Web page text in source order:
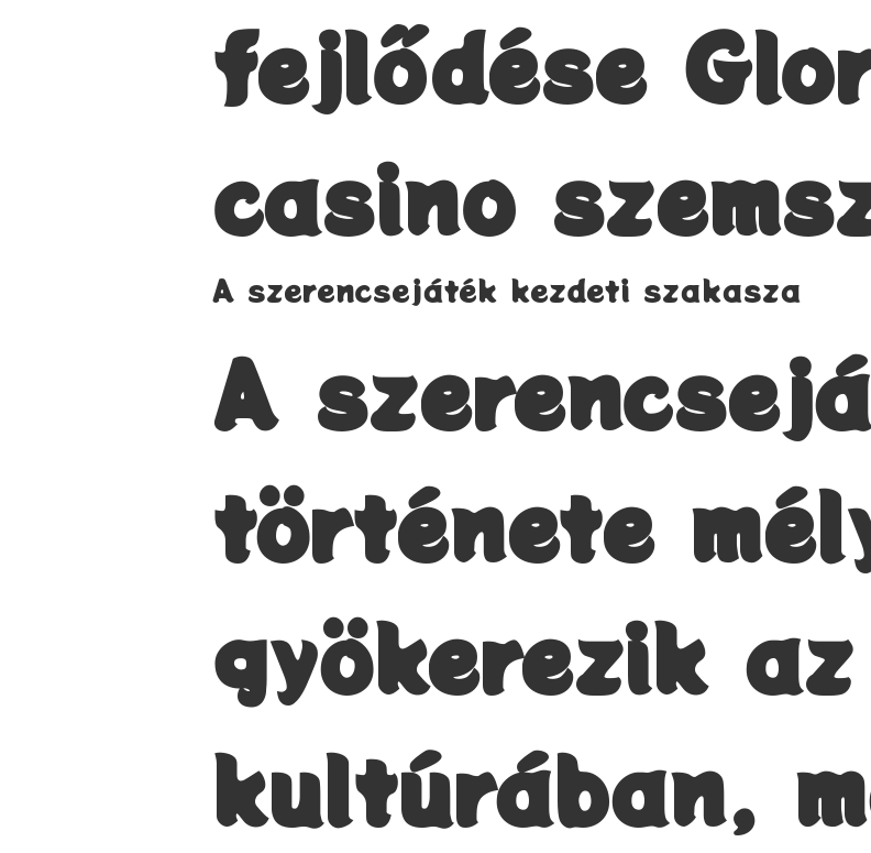
fejlődése
casino
A szerencsejáték kezdeti szakasza
A
története
gyökerezik
kultúrában,